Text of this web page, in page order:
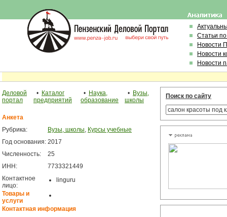
Статьи
Новости
Новости
Новости
Деловой
портал
• Каталог
предприятий
• Наука,
образование
• Вузы,
школы
Анкета
Рубрика:
Вузы, школы, Курсы учебные
Год основания: 2017
Численность:
25
ИНН:
7733321449
Контактное
лицо:
linguru
Товары и
услуги
Контактная информация
Поиск по сайту